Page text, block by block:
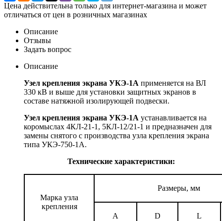
Цена действительна только для интернет-магазина и может
отличаться от цен в розничных магазинах
Описание
Отзывы
Задать вопрос
Описание
Узел крепления экрана УКЭ-1А применяется на ВЛ
330 кВ и выше для установки защитных экранов в
составе натяжной изолирующей подвески.
Узел крепления экрана УКЭ-1А устанавливается на
коромыслах 4КЛ-21-1, 5КЛ-12/21-1 и предназначен для
замены снятого с производства узла крепления экрана
типа УКЭ-750-1А.
Технические характеристики:
Марка узла
крепления
Размеры, мм
A D L